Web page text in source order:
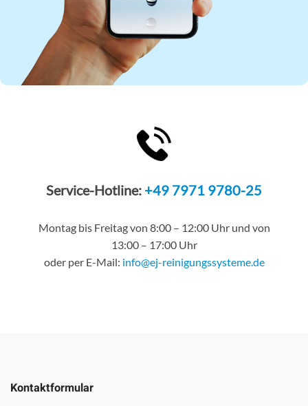
Service-Hotline: +49 7971 9780-25
Montag bis Freitag von 8:00 – 12:00 Uhr und von
13:00 – 17:00 Uhr
oder per E-Mail: info@ej-reinigungssysteme.de
Kontaktformular